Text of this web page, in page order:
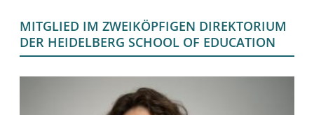
MITGLIED IM ZWEIKÖPFIGEN DIREKTORIUM
DER HEIDELBERG SCHOOL OF EDUCATION